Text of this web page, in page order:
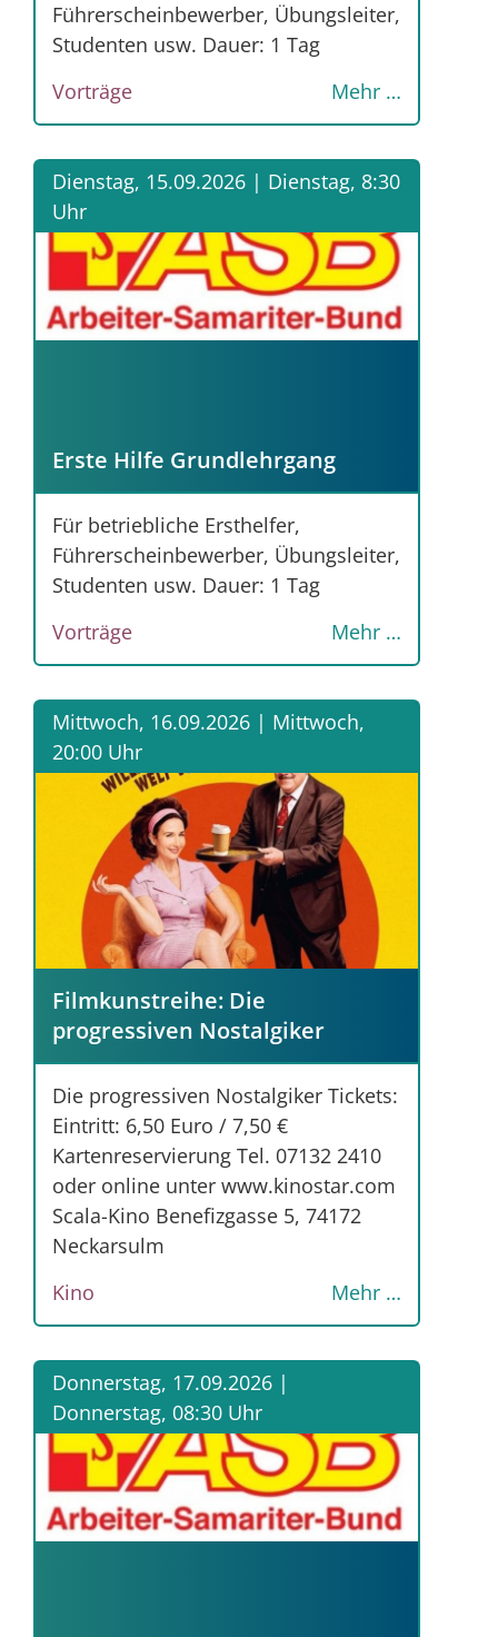
Führerscheinbewerber, Übungsleiter,
Studenten usw. Dauer: 1 Tag
Vorträge
Mehr …
Dienstag, 15.09.2026 | Dienstag, 8:30
Uhr
Erste Hilfe Grundlehrgang
Für betriebliche Ersthelfer,
Führerscheinbewerber, Übungsleiter,
Studenten usw. Dauer: 1 Tag
Vorträge
Mehr …
Mittwoch, 16.09.2026 | Mittwoch,
20:00 Uhr
Filmkunstreihe: Die
progressiven Nostalgiker
Die progressiven Nostalgiker Tickets:
Eintritt: 6,50 Euro / 7,50 €
Kartenreservierung Tel. 07132 2410
oder online unter www.kinostar.com
Scala-Kino Benefizgasse 5, 74172
Neckarsulm
Kino
Mehr …
Donnerstag, 17.09.2026 |
Donnerstag, 08:30 Uhr